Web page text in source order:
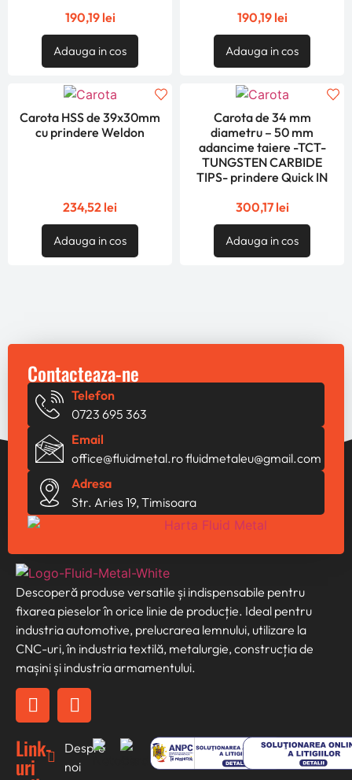
190,19 lei
Adauga in cos
190,19 lei
Adauga in cos
Carota HSS de 39x30mm
cu prindere Weldon
234,52 lei
Adauga in cos
Carota de 34 mm
diametru – 50 mm
adancime taiere -TCT-
TUNGSTEN CARBIDE
TIPS- prindere Quick IN
300,17 lei
Adauga in cos
Descoperă produse versatile și indispensabile pentru
fixarea pieselor în orice linie de producție. Ideal pentru
industria automotive, prelucrarea lemnului, utilizare la
CNC-uri, în industria textilă, metalurgie, construcția de
mașini și industria armamentului.
Link-
uri
Despre
noi
Contacteaza-ne
Telefon
0723 695 363
Email
office@fluidmetal.rofluidmetaleu@gmail.com
Adresa
Str. Aries 19, Timisoara